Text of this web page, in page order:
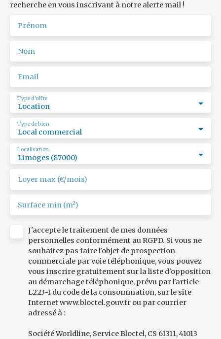
recherche en vous inscrivant à notre alerte mail !
Prénom
Nom
Email
Location
Type d'offre
Local commercial
Type de bien
Limoges (87000)
Localisation
Loyer max (€/mois)
Surface min (m²)
J'accepte le traitement de mes données
personnelles conformément au RGPD. Si vous ne
souhaitez pas faire l'objet de prospection
commerciale par voie téléphonique, vous pouvez
vous inscrire gratuitement sur la liste d'opposition
au démarchage téléphonique, prévu par l'article
L223-1 du code de la consommation, sur le site
Internet www.bloctel.gouv.fr ou par courrier
adressé à :
Société Worldline, Service Bloctel, CS 61311, 41013